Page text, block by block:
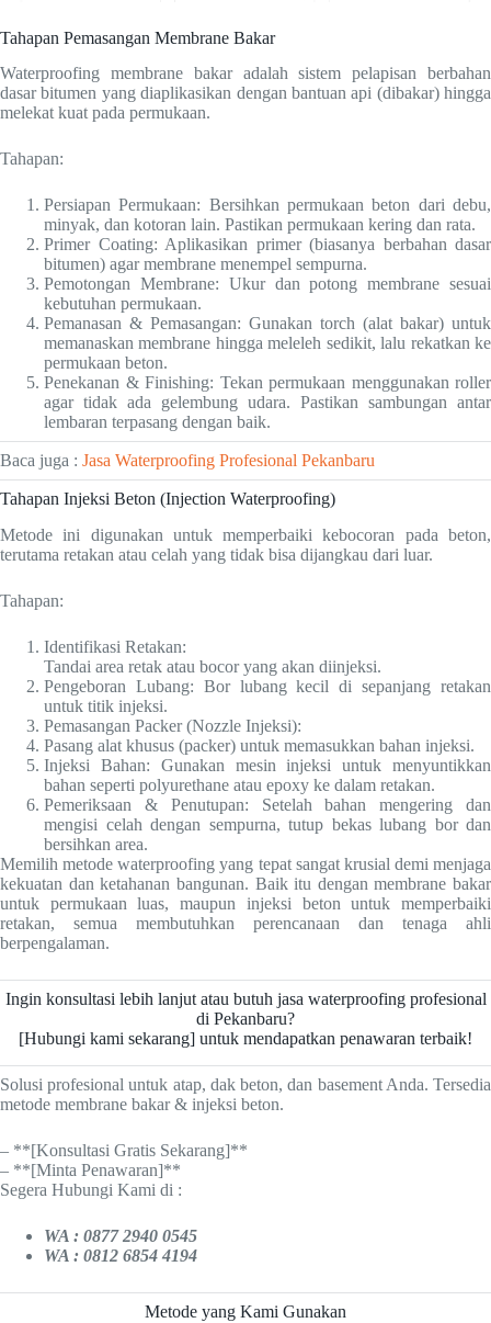
Tahapan Pemasangan Membrane Bakar
Waterproofing membrane bakar adalah sistem pelapisan berbahan
dasar bitumen yang diaplikasikan dengan bantuan api (dibakar) hingga
melekat kuat pada permukaan.
Tahapan:
Persiapan Permukaan: Bersihkan permukaan beton dari debu,
minyak, dan kotoran lain. Pastikan permukaan kering dan rata.
Primer Coating: Aplikasikan primer (biasanya berbahan dasar
bitumen) agar membrane menempel sempurna.
Pemotongan Membrane: Ukur dan potong membrane sesuai
kebutuhan permukaan.
Pemanasan & Pemasangan: Gunakan torch (alat bakar) untuk
memanaskan membrane hingga meleleh sedikit, lalu rekatkan ke
permukaan beton.
Penekanan & Finishing: Tekan permukaan menggunakan roller
agar tidak ada gelembung udara. Pastikan sambungan antar
lembaran terpasang dengan baik.
Baca juga : Jasa Waterproofing Profesional Pekanbaru
Tahapan Injeksi Beton (Injection Waterproofing)
Metode ini digunakan untuk memperbaiki kebocoran pada beton,
terutama retakan atau celah yang tidak bisa dijangkau dari luar.
Tahapan:
Identifikasi Retakan:
Tandai area retak atau bocor yang akan diinjeksi.
Pengeboran Lubang: Bor lubang kecil di sepanjang retakan
untuk titik injeksi.
Pemasangan Packer (Nozzle Injeksi):
Pasang alat khusus (packer) untuk memasukkan bahan injeksi.
Injeksi Bahan: Gunakan mesin injeksi untuk menyuntikkan
bahan seperti polyurethane atau epoxy ke dalam retakan.
Pemeriksaan & Penutupan: Setelah bahan mengering dan
mengisi celah dengan sempurna, tutup bekas lubang bor dan
bersihkan area.
Memilih metode waterproofing yang tepat sangat krusial demi menjaga
kekuatan dan ketahanan bangunan. Baik itu dengan membrane bakar
untuk permukaan luas, maupun injeksi beton untuk memperbaiki
retakan, semua membutuhkan perencanaan dan tenaga ahli
berpengalaman.
Ingin konsultasi lebih lanjut atau butuh jasa waterproofing profesional
di Pekanbaru?
[Hubungi kami sekarang] untuk mendapatkan penawaran terbaik!
Solusi profesional untuk atap, dak beton, dan basement Anda. Tersedia
metode membrane bakar & injeksi beton.
– **[Konsultasi Gratis Sekarang]**
– **[Minta Penawaran]**
Segera Hubungi Kami di :
WA : 0877 2940 0545
WA : 0812 6854 4194
Metode yang Kami Gunakan